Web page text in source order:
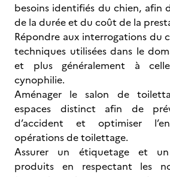
besoins identifiés du chien, afin
de la durée et du coût de la
Répondre aux interrogations du
techniques utilisées dans le
et plus généralement à
cynophilie.
Aménager le salon de
espaces distinct afin de
d’accident et optimiser
opérations de toilettage.
Assurer un étiquetage et
produits en respectant les